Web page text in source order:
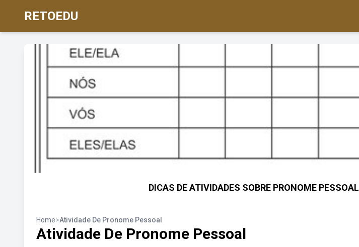
RETOEDU
DICAS DE ATIVIDADES SOBRE PRONOME PESSOAL
Home>Atividade De Pronome Pessoal
Atividade De Pronome Pessoal